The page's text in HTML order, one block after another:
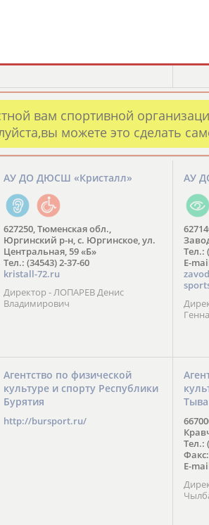
вам спортивной
можете это сделать
АУ ДО ДЮСШ «Кристалл»
627250, Тюменская обл.,
Юргинский р-н, с. Юргинское, ул.
Центральная, 59 «Б»
Тел.: (34543) 2-37-60
kristall-72.ru
Директор - ЛОПАРЕВ Денис
Владимирович
АУ
Тел.:
​E-
Агентство по физической
культуре и спорту Республики
Бурятия
http://bursport.ru/
Тыва
Тел.:
E-